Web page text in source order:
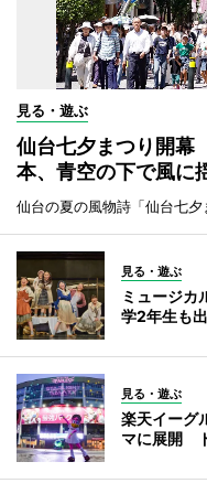
見る・遊ぶ
仙台七夕まつり開
本、青空の下で風に
仙台の夏の風物詩「仙台七夕
見る・遊ぶ
ミュージ
学2年生も
見る・遊ぶ
楽天イーグ
マに展開